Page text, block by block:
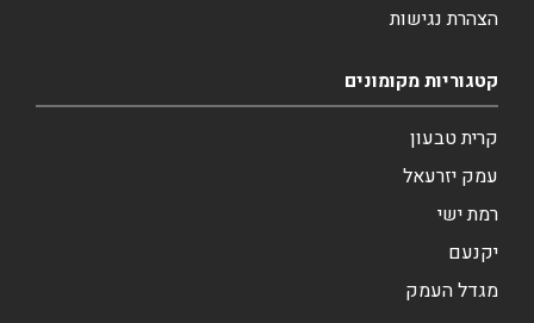
הצהרת נגישות
קטגוריות מקומונים
קרית טבעון
עמק יזרעאל
רמת ישי
יקנעם
מגדל העמק